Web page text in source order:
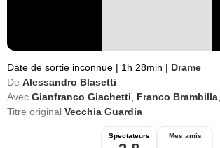
Date de sortie inconnue | 1h 28min | Drame
De Alessandro Blasetti
Avec Gianfranco Giachetti Franco Brambilla
Titre original Vecchia Guardia
Spectateurs Mes amis